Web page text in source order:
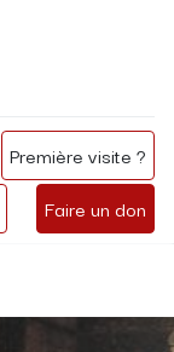
Faire un don
Première visite ?